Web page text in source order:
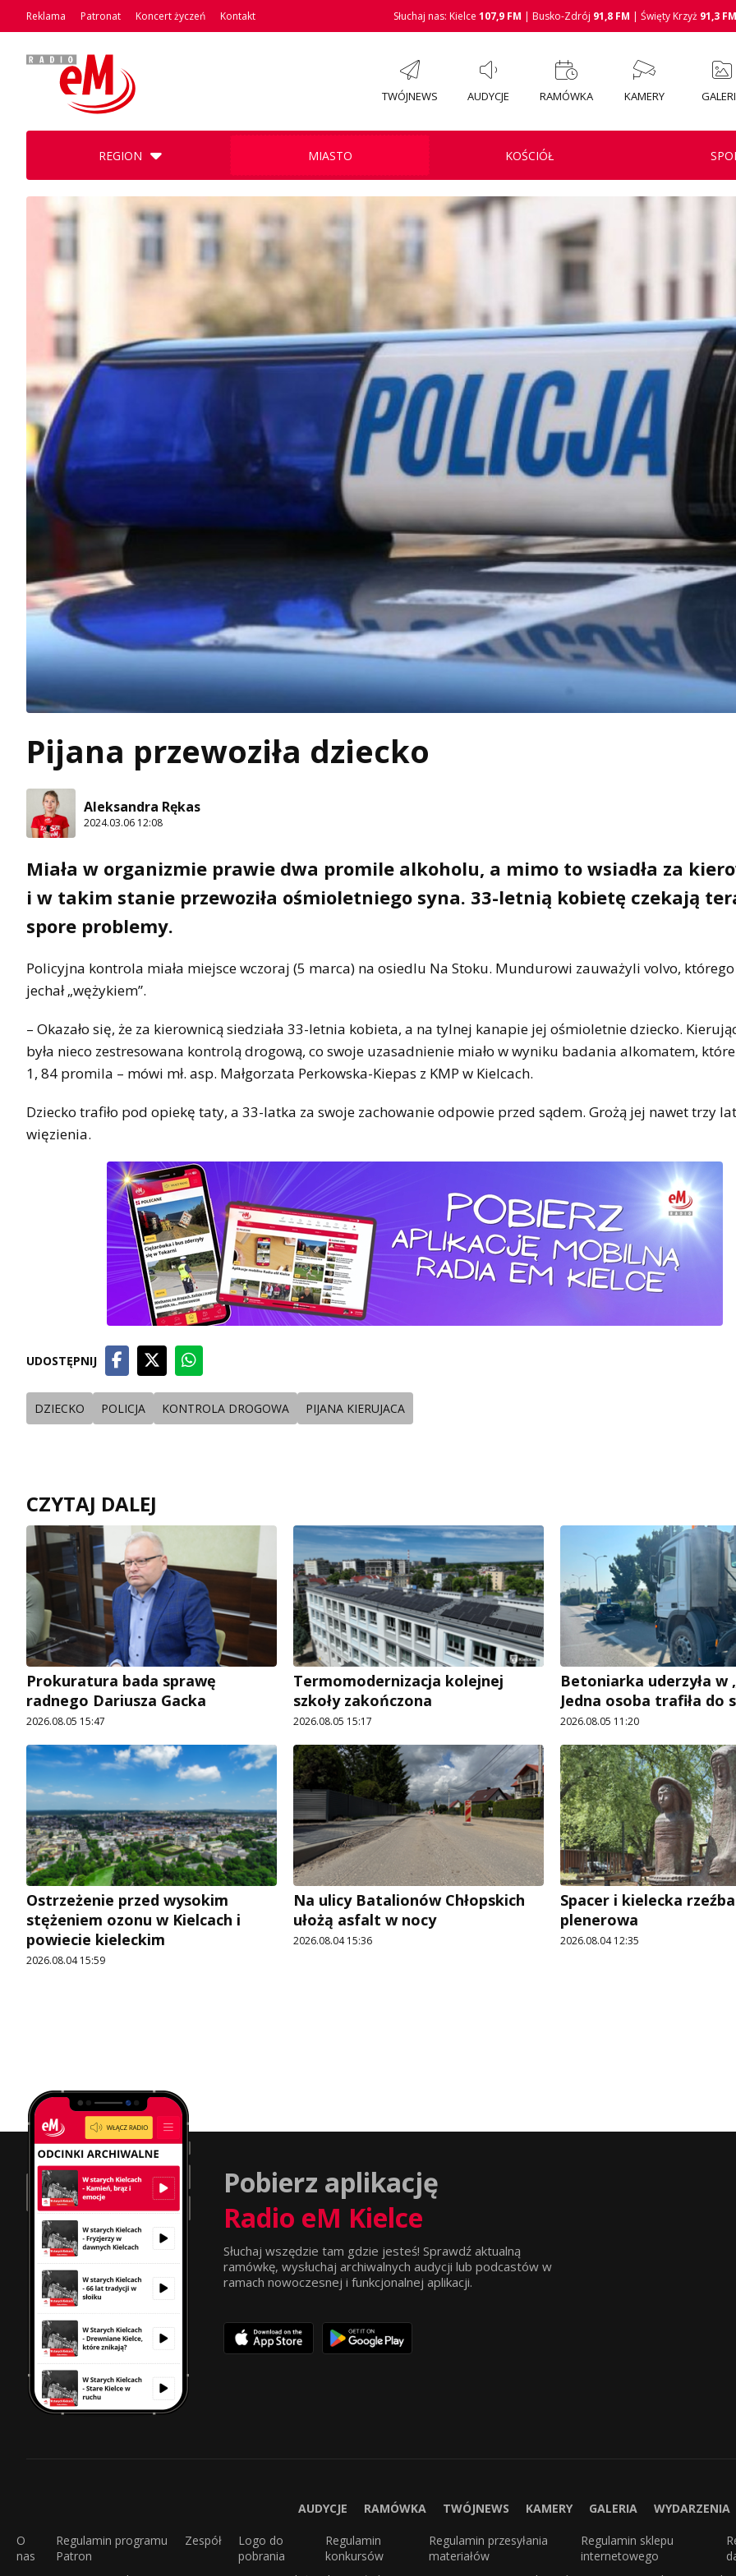
Reklama Patronat Koncert życzeń Kontakt Słuchaj nas: Kielce 107,9 FM | Busko-Zdrój 91,8 FM | Święty Krzyż 91,3 FM
TWÓJNEWS AUDYCJE RAMÓWKA KAMERY
REGION MIASTO KOŚCIÓŁ
Pijana przewoziła dziecko
Aleksandra Rękas
2024.03.06 12:08
Miała w organizmie prawie dwa promile alkoholu, a mimo to wsiadła za
i w takim stanie przewoziła ośmioletniego syna. 33-letnią kobietę czekają
spore problemy.
Policyjna kontrola miała miejsce wczoraj (5 marca) na osiedlu Na Stoku. Mundurowi zauważyli volvo,
jechał „wężykiem”.
– Okazało się, że za kierownicą siedziała 33-letnia kobieta, a na tylnej kanapie jej ośmioletnie dziecko.
była nieco zestresowana kontrolą drogową, co swoje uzasadnienie miało w wyniku badania alkomatem, które
1, 84 promila – mówi mł. asp. Małgorzata Perkowska-Kiepas z KMP w Kielcach.
Dziecko trafiło pod opiekę taty, a 33-latka za swoje zachowanie odpowie przed sądem. Grożą jej nawet trzy
więzienia.
UDOSTĘPNIJ
DZIECKO POLICJA KONTROLA DROGOWA PIJANA KIERUJACA
CZYTAJ DALEJ
Prokuratura bada sprawę
radnego Dariusza Gacka
2026.08.05 15:47
Termomodernizacja kolejnej
szkoły zakończona
2026.08.05 15:17
Betoniarka uderzyła w
Jedna osoba trafiła do
2026.08.05 11:20
Ostrzeżenie przed wysokim
stężeniem ozonu w Kielcach i
powiecie kieleckim
2026.08.04 15:59
Na ulicy Batalionów Chłopskich
ułożą asfalt w nocy
2026.08.04 15:36
Spacer i kielecka rzeźba
plenerowa
2026.08.04 12:35
Pobierz aplikację
Radio eM Kielce
Słuchaj wszędzie tam gdzie jesteś! Sprawdź aktualną
ramówkę, wysłuchaj archiwalnych audycji lub podcastów w
ramach nowoczesnej i funkcjonalnej aplikacji.
AUDYCJE RAMÓWKA TWÓJNEWS KAMERY GALERIA WYDARZENIA
O
nas
Regulamin programu
Patron
Zespół
Logo do
pobrania
Regulamin
konkursów
Regulamin przesyłania
materiałów
Regulamin sklepu
internetowego